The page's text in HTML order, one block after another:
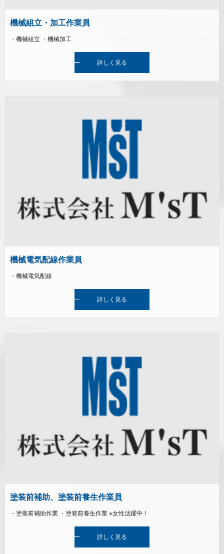
機械組立・加工作業員
・機械組立 ・機械加工
詳しく見る
機械電気配線作業員
・機械電気配線
詳しく見る
塗装前補助、塗装前養生作業員
・塗装前補助作業 ・塗装前養生作業 ※女性活躍中！
詳しく見る